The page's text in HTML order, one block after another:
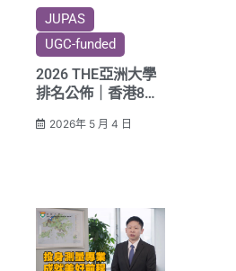
JUPAS
UGC-funded
2026 THE亞洲大學
排名公佈｜香港8校
大蟬聯全港第一、教
2026年 5 月 4 日